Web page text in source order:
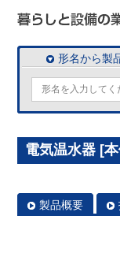
形名から製
電気温水器 [
製品概要